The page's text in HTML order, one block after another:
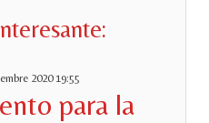
2020 19:55
para la